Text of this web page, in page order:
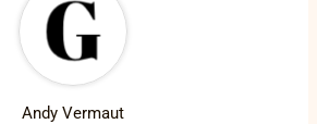
Andy Vermaut